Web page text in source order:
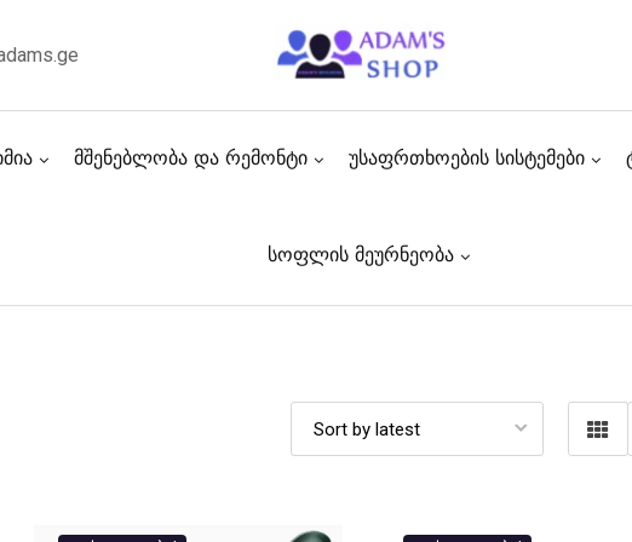
მშენებლობა და რემონტი უსაფრთხოების სისტემები
სოფლის მეურნეობა